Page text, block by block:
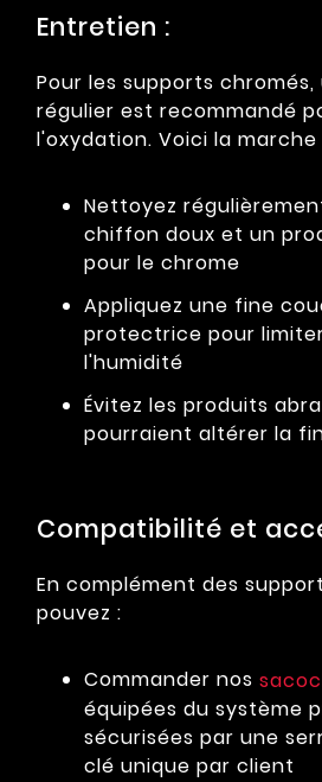
Entretien :
Pour les supports
régulier est recommandé
l'oxydation. Voici la marche
Nettoyez
chiffon doux et un
pour le chrome
Appliquez une fine
protectrice pour
l'humidité
Évitez les produits
pourraient altérer la
Compatibilité et
En complément des
pouvez :
Commander nos
équipées du système
sécurisées par une
clé unique par client